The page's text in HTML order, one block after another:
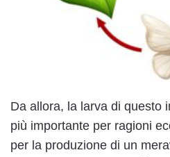
Da allora, la larva di questo
più importante per ragioni
per la produzione di un